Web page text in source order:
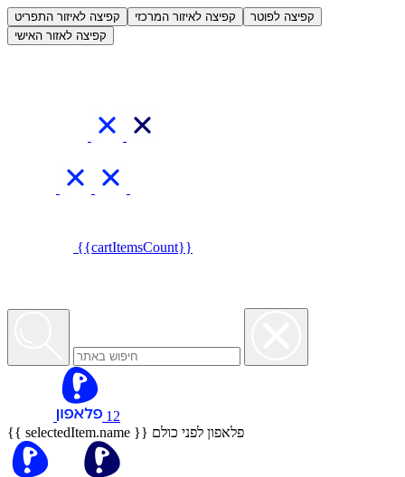
קפיצה לאיזור התפריט קפיצה לאיזור המרכזי
קפיצה לפוטר
קפיצה לאזור האישי
{{cartItemsCount}}
12
{{ selectedItem.name }} פלאפון לפני כולם